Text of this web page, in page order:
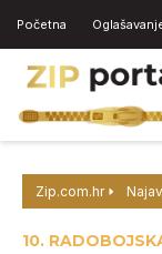
Početna
Zip.com.hr
10.